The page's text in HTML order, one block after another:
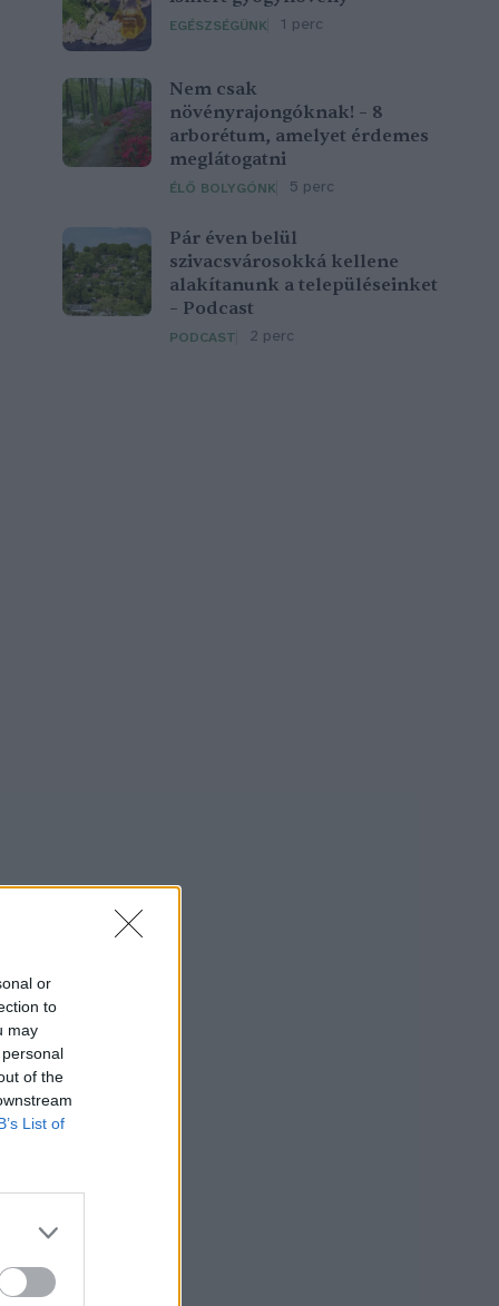
or
to
may
of the
List of
EGÉSZSÉGÜNK 1 perc
Nem csak
növényrajongóknak! – 8
arborétum, amelyet érdemes
meglátogatni
ÉLŐ BOLYGÓNK 5 perc
Pár éven belül
szivacsvárosokká kellene
alakítanunk a településeinket
– Podcast
PODCAST 2 perc